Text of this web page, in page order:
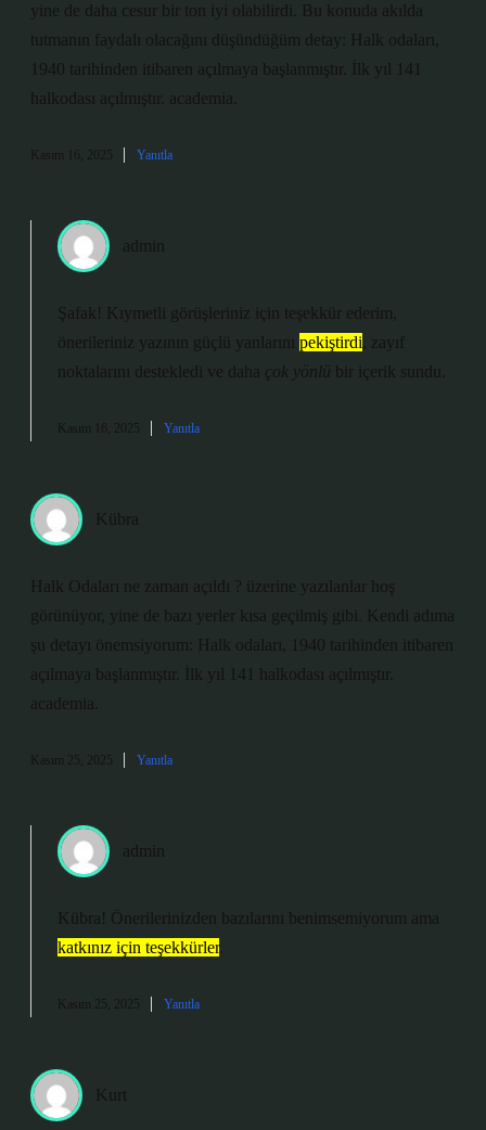
yine de daha cesur bir ton iyi olabilirdi. Bu konuda akılda
tutmanın faydalı olacağını düşündüğüm detay: Halk odaları,
1940 tarihinden itibaren açılmaya başlanmıştır. İlk yıl 141
halkodası açılmıştır. academia.
Kasım 16, 2025 Yanıtla
admin
Şafak! Kıymetli görüşleriniz için teşekkür ederim,
önerileriniz yazının güçlü yanlarını pekiştirdi , zayıf
noktalarını destekledi ve daha çok yönlü bir içerik sundu.
Kasım 16, 2025 Yanıtla
Kübra
Halk Odaları ne zaman açıldı ? üzerine yazılanlar hoş
görünüyor, yine de bazı yerler kısa geçilmiş gibi. Kendi adıma
şu detayı önemsiyorum: Halk odaları, 1940 tarihinden itibaren
açılmaya başlanmıştır. İlk yıl 141 halkodası açılmıştır.
academia.
Kasım 25, 2025 Yanıtla
admin
Kübra! Önerilerinizden bazılarını benimsemiyorum ama
katkınız için teşekkürler.
Kasım 25, 2025 Yanıtla
Kurt